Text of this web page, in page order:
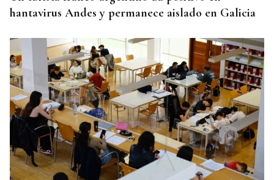
hantavirus Andes y permanece aislado en Galicia